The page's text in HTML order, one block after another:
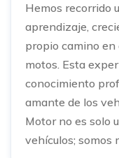
Hemos recorrido
aprendizaje,
propio camino en
motos. Esta
conocimiento
amante de los
Motor no es solo
vehículos; somos